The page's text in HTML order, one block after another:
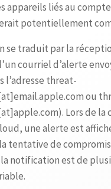
appareils liés au
potentiellement
se traduit par la
courriel d’alerte
l’adresse threat-
ou
Lors de la
une alerte est
tentative de
notification est de